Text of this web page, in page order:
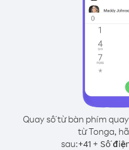
Quay số từ bàn phím
từ Tonga,
sau:+41 + Số